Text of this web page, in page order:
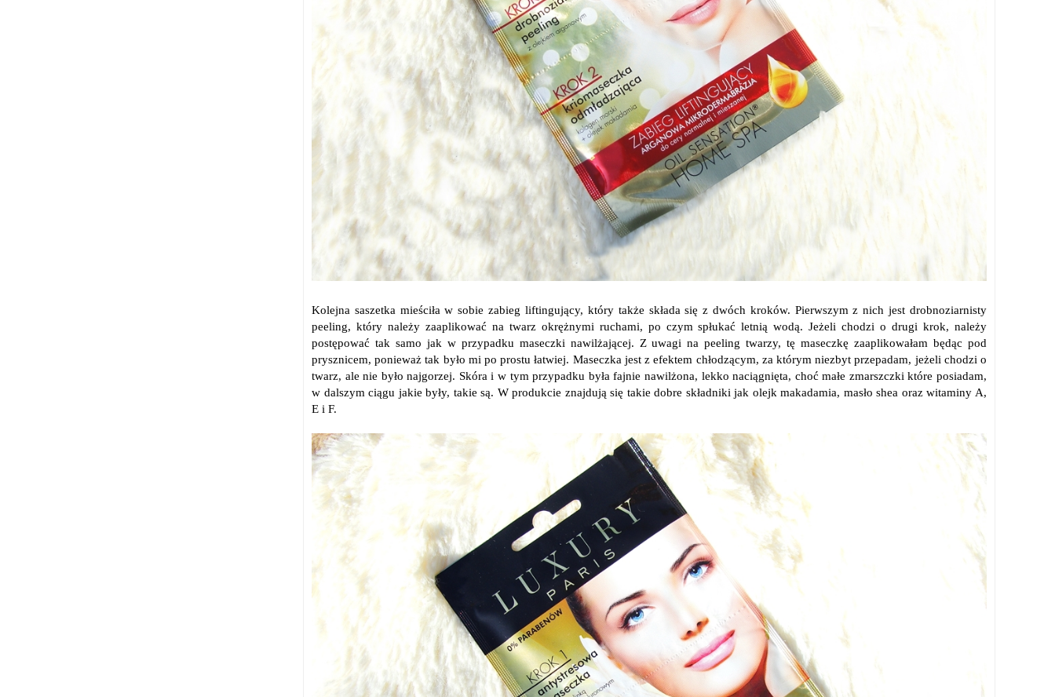
Kolejna saszetka mieściła w sobie zabieg liftingujący, który także składa się z dwóch kroków. Pierwszym z nich jest drobnoziarnisty
peeling, który należy zaaplikować na twarz okrężnymi ruchami, po czym spłukać letnią wodą. Jeżeli chodzi o drugi krok, należy
postępować tak samo jak w przypadku maseczki nawilżającej. Z uwagi na peeling twarzy, tę maseczkę zaaplikowałam będąc pod
prysznicem, ponieważ tak było mi po prostu łatwiej. Maseczka jest z efektem chłodzącym, za którym niezbyt przepadam, jeżeli chodzi o
twarz, ale nie było najgorzej. Skóra i w tym przypadku była fajnie nawilżona, lekko naciągnięta, choć małe zmarszczki które posiadam,
w dalszym ciągu jakie były, takie są. W produkcie znajdują się takie dobre składniki jak olejk makadamia, masło shea oraz witaminy A,
E i F.